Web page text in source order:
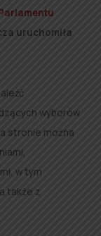
uruchomiła
wyborów
stronie można
w tym
także z